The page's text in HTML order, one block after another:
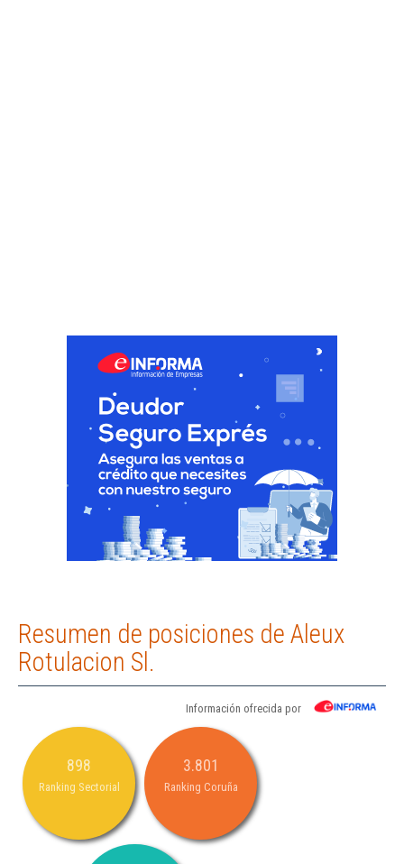
Resumen de posiciones de Aleux
Rotulacion Sl.
Información ofrecida por
898
Ranking Sectorial
3.801
Ranking Coruña